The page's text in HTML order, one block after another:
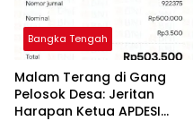
Bangka Tengah
Malam Terang di Gang
Pelosok Desa: Jeritan
Harapan Ketua APDESI